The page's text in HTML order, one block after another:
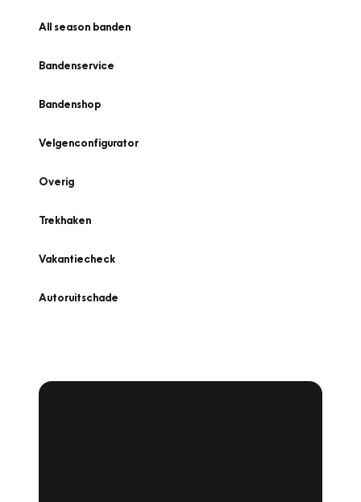
All season banden
Bandenservice
Bandenshop
Velgenconfigurator
Overig
Trekhaken
Vakantiecheck
Autoruitschade